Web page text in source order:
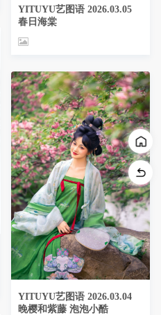
YITUYU艺图语 2026.03.05
春日海棠
YITUYU艺图语 2026.03.04
晚樱和紫藤 泡泡小酷